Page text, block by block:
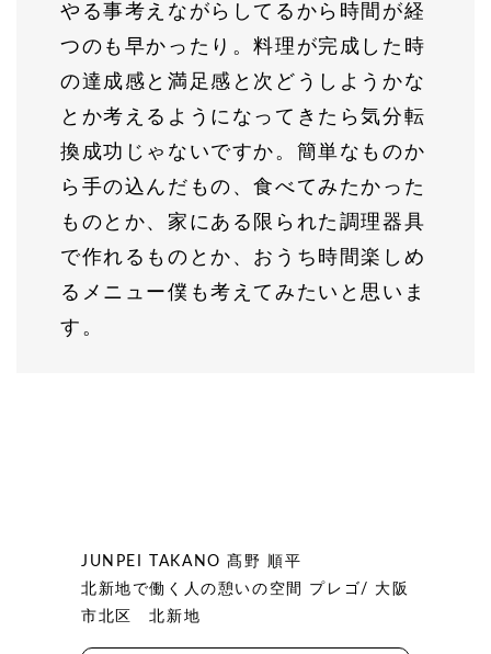
やる事考えながらしてるから時間が経
つのも早かったり。料理が完成した時
の達成感と満足感と次どうしようかな
とか考えるようになってきたら気分転
換成功じゃないですか。簡単なものか
ら手の込んだもの、食べてみたかった
ものとか、家にある限られた調理器具
で作れるものとか、おうち時間楽しめ
るメニュー僕も考えてみたいと思いま
す。
JUNPEI TAKANO 髙野 順平
北新地で働く人の憩いの空間 プレゴ/ 大阪
市北区 北新地